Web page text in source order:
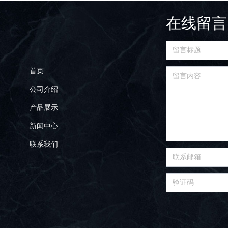
首页
公司介绍
产品展示
新闻中心
联系我们
在线留言